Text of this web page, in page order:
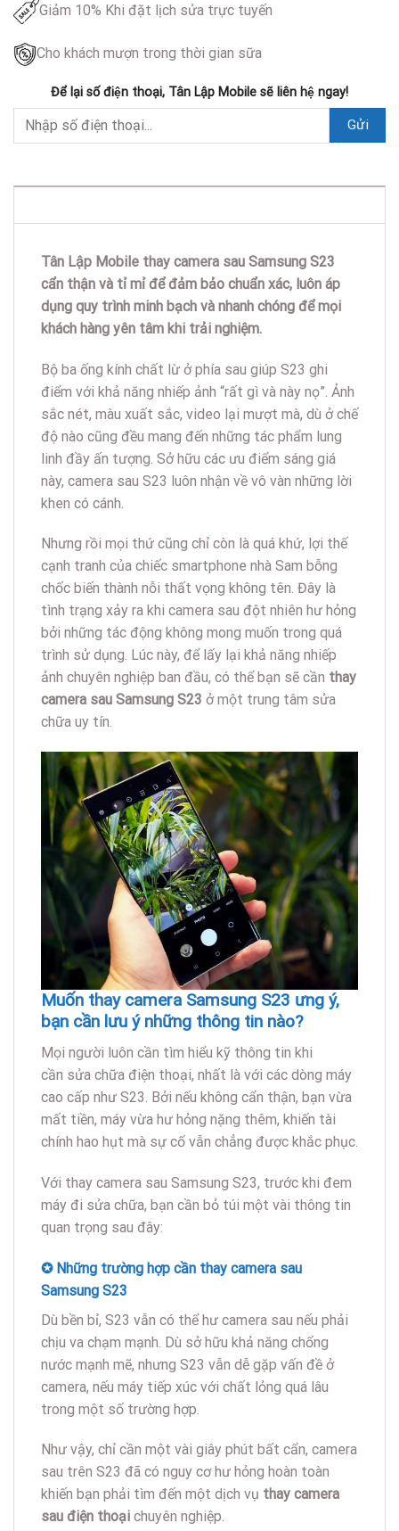
Giảm 10% Khi đặt lịch sửa trực tuyến
Cho khách mượn trong thời gian sữa
Để lại số điện thoại, Tân Lập Mobile sẽ liên hệ ngay!
Tân Lập Mobile thay camera sau Samsung S23
cẩn thận và tỉ mỉ để đảm bảo chuẩn xác, luôn áp
dụng quy trình minh bạch và nhanh chóng để mọi
khách hàng yên tâm khi trải nghiệm.
Bộ ba ống kính chất lừ ở phía sau giúp S23 ghi
điểm với khả năng nhiếp ảnh “rất gì và này nọ”. Ảnh
sắc nét, màu xuất sắc, video lại mượt mà, dù ở chế
độ nào cũng đều mang đến những tác phẩm lung
linh đầy ấn tượng. Sở hữu các ưu điểm sáng giá
này, camera sau S23 luôn nhận về vô vàn những lời
khen có cánh.
Nhưng rồi mọi thứ cũng chỉ còn là quá khứ, lợi thế
cạnh tranh của chiếc smartphone nhà Sam bỗng
chốc biến thành nỗi thất vọng không tên. Đây là
tình trạng xảy ra khi camera sau đột nhiên hư hỏng
bởi những tác động không mong muốn trong quá
trình sử dụng. Lúc này, để lấy lại khả năng nhiếp
ảnh chuyên nghiệp ban đầu, có thể bạn sẽ cần thay
camera sau Samsung S23 ở một trung tâm sửa
chữa uy tín.
Muốn thay camera Samsung S23 ưng ý,
bạn cần lưu ý những thông tin nào?
Mọi người luôn cần tìm hiểu kỹ thông tin khi
cần sửa chữa điện thoại, nhất là với các dòng máy
cao cấp như S23. Bởi nếu không cẩn thận, bạn vừa
mất tiền, máy vừa hư hỏng nặng thêm, khiến tài
chính hao hụt mà sự cố vẫn chẳng được khắc phục.
Với thay camera sau Samsung S23, trước khi đem
máy đi sửa chữa, bạn cần bỏ túi một vài thông tin
quan trọng sau đây:
✪ Những trường hợp cần thay camera sau
Samsung S23
Dù bền bỉ, S23 vẫn có thể hư camera sau nếu phải
chịu va chạm mạnh. Dù sở hữu khả năng chống
nước mạnh mẽ, nhưng S23 vẫn dễ gặp vấn đề ở
camera, nếu máy tiếp xúc với chất lỏng quá lâu
trong một số trường hợp.
Như vậy, chỉ cần một vài giây phút bất cẩn, camera
sau trên S23 đã có nguy cơ hư hỏng hoàn toàn
khiến bạn phải tìm đến một dịch vụ thay camera
sau điện thoại chuyên nghiệp.